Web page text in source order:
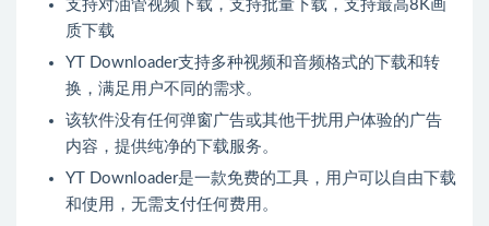
支持对油管视频下载，支持批量下载，支持最高8K画
质下载
YT Downloader支持多种视频和音频格式的下载和转
换，满足用户不同的需求。
该软件没有任何弹窗广告或其他干扰用户体验的广告
内容，提供纯净的下载服务。
YT Downloader是一款免费的工具，用户可以自由下载
和使用，无需支付任何费用。